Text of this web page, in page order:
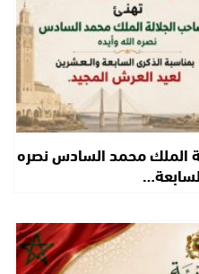
الملك محمد السادس نصره